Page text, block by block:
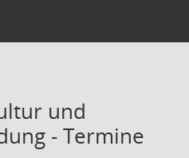
und
- Termine